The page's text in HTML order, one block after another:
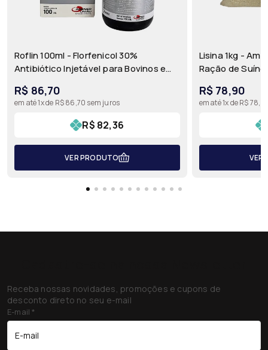
Roflin 100ml - Florfenicol 30%
Antibiótico Injetável para Bovinos e
R$ 86,70
R$ 82,36
em até 1x de R$ 86,70 sem juros
VER PRODUTO
Lisina 1kg -
Ração de
R$ 78,90
em até 1x de R$
VER
Receba nossas novidades, promoções e cupons de
desconto direto no seu e-mail
E-mail*